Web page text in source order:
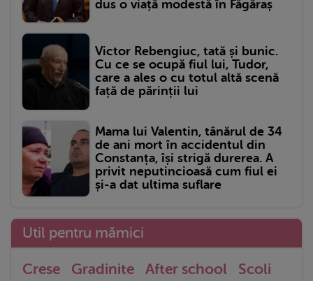
dus o viață modestă în Făgăraș
Victor Rebengiuc, tată și bunic.
Cu ce se ocupă fiul lui, Tudor,
care a ales o cu totul altă scenă
față de părinții lui
Mama lui Valentin, tânărul de 34
de ani mort în accidentul din
Constanța, își strigă durerea. A
privit neputincioasă cum fiul ei
și-a dat ultima suflare
Util pentru mămici
Crese Gradinite After school
Scoli